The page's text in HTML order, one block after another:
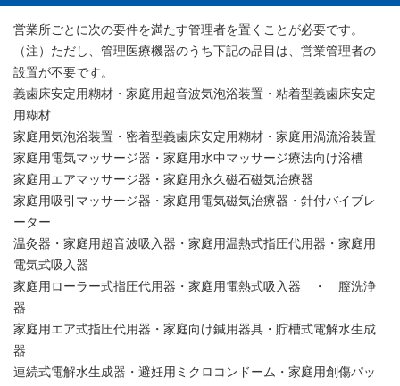
営業所ごとに次の要件を満たす管理者を置くことが必要です。
（注）ただし、管理医療機器のうち下記の品目は、営業管理者の
設置が不要です。
義歯床安定用糊材・家庭用超音波気泡浴装置・粘着型義歯床安定
用糊材
家庭用気泡浴装置・密着型義歯床安定用糊材・家庭用渦流浴装置
家庭用電気マッサージ器・家庭用水中マッサージ療法向け浴槽
家庭用エアマッサージ器・家庭用永久磁石磁気治療器
家庭用吸引マッサージ器・家庭用電気磁気治療器・針付バイブレ
ーター
温灸器・家庭用超音波吸入器・家庭用温熱式指圧代用器・家庭用
電気式吸入器
家庭用ローラー式指圧代用器・家庭用電熱式吸入器 ・ 膣洗浄
器
家庭用エア式指圧代用器・家庭向け鍼用器具・貯槽式電解水生成
器
連続式電解水生成器・避妊用ミクロコンドーム・家庭用創傷パッ